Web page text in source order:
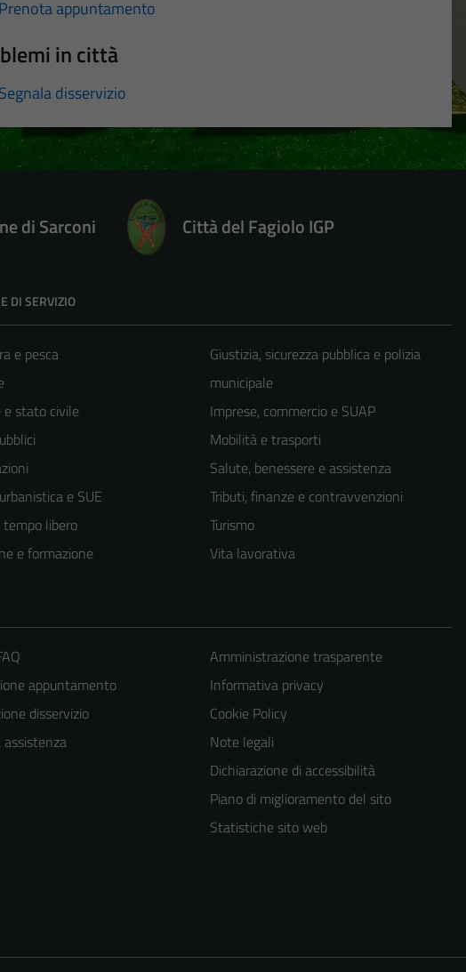
Prenota appuntamento
in città
Segnala disservizio
di Sarconi Città del Fagiolo IGP
DI SERVIZIO
e pesca
e stato civile
e SUE
libero
e formazione
Giustizia, sicurezza pubblica e polizia
municipale
Imprese, commercio e SUAP
Mobilità e trasporti
Salute, benessere e assistenza
Tributi, finanze e contravvenzioni
Turismo
Vita lavorativa
appuntamento
disservizio
assistenza
Amministrazione trasparente
Informativa privacy
Cookie Policy
Note legali
Dichiarazione di accessibilità
Piano di miglioramento del sito
Statistiche sito web